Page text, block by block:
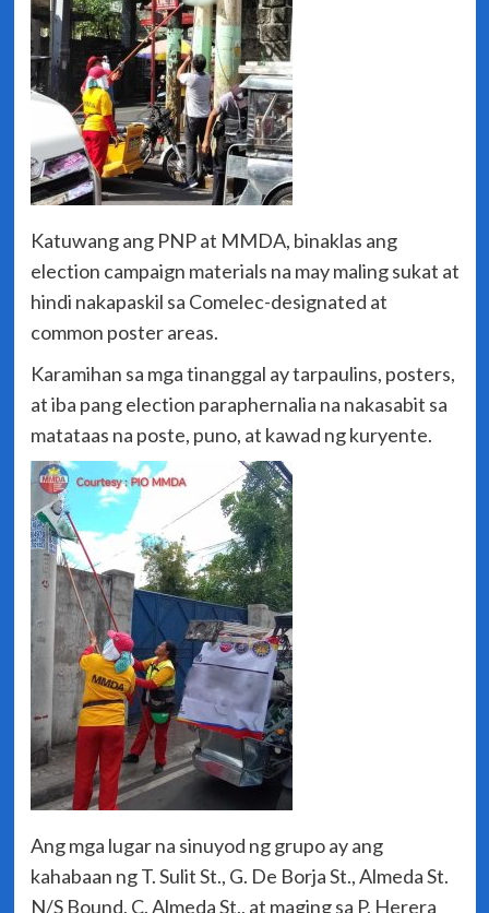
Katuwang ang PNP at MMDA, binaklas ang
election campaign materials na may maling sukat at
hindi nakapaskil sa Comelec-designated at
common poster areas.
Karamihan sa mga tinanggal ay tarpaulins, posters,
at iba pang election paraphernalia na nakasabit sa
matataas na poste, puno, at kawad ng kuryente.
Ang mga lugar na sinuyod ng grupo ay ang
kahabaan ng T. Sulit St., G. De Borja St., Almeda St.
N/S Bound, C. Almeda St., at maging sa P. Herera